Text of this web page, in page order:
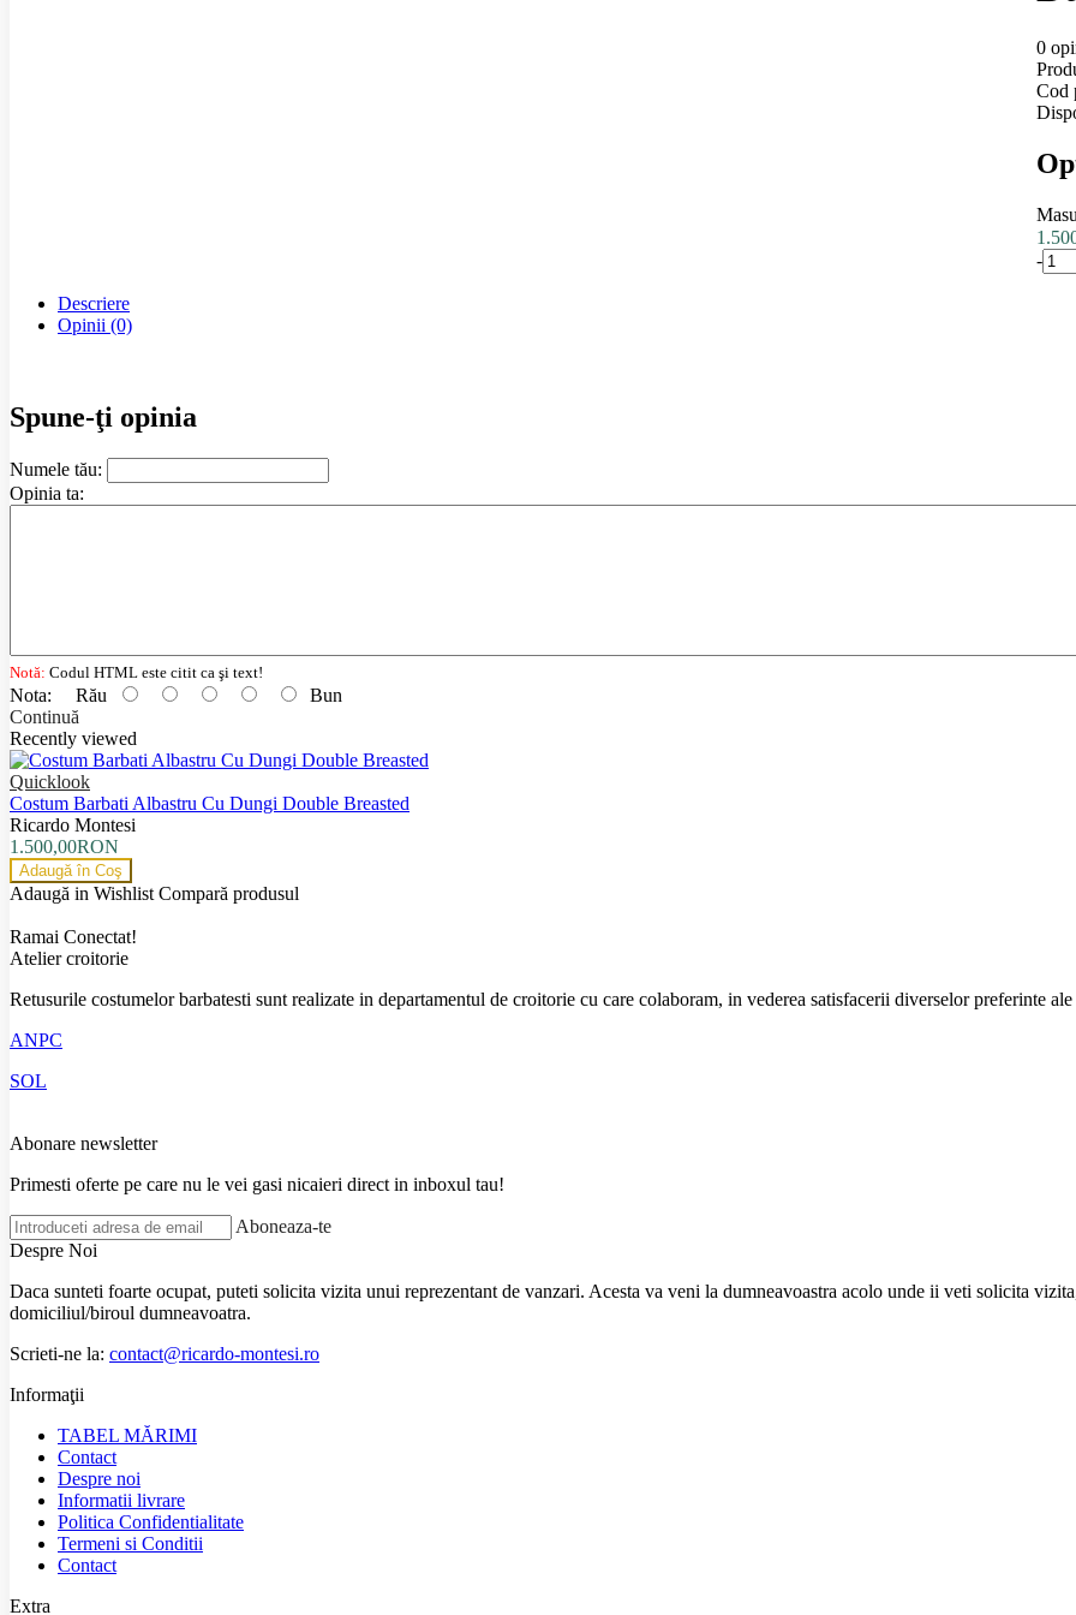
0
Cod
-
Descriere
Opinii (0)
Spune-ţi opinia
Numele tău:
Opinia ta:
Notă: Codul HTML este citit ca şi text!
Nota: Rău
Bun
Continuă
Recently viewed
Quicklook
Costum Barbati Albastru Cu Dungi Double Breasted
Ricardo Montesi
1.500,00RON
Adaugă în Coş
Adaugă in Wishlist Compară produsul
Ramai Conectat!
Atelier croitorie
Retusurile costumelor barbatesti sunt realizate in departamentul de croitorie cu care colaboram, in vederea satisfacerii diverselor preferinte
ANPC
SOL
Abonare newsletter
Primesti oferte pe care nu le vei gasi nicaieri direct in inboxul tau!
Aboneaza-te
Despre Noi
Daca sunteti foarte ocupat, puteti solicita vizita unui reprezentant de vanzari. Acesta va veni la dumneavoastra acolo unde ii veti solicita
domiciliul/biroul dumneavoatra.
Scrieti-ne la: contact@ricardo-montesi.ro
Informaţii
TABEL MĂRIMI
Contact
Despre noi
Informatii livrare
Politica Confidentialitate
Termeni si Conditii
Contact
Extra